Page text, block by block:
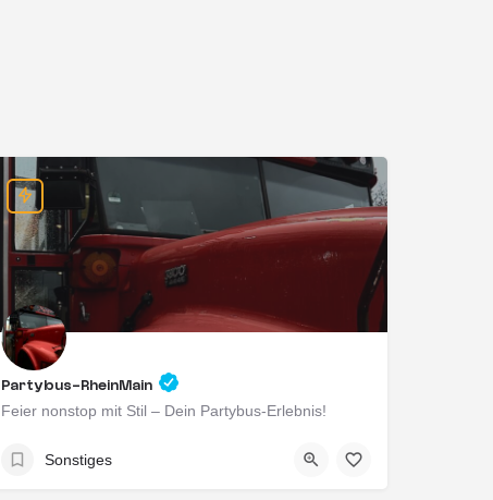
Partybus-RheinMain
Feier nonstop mit Stil – Dein Partybus-Erlebnis!
Sonstiges